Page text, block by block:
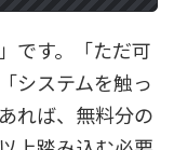
です。「ただ可
システムを触っ
れば、無料分の